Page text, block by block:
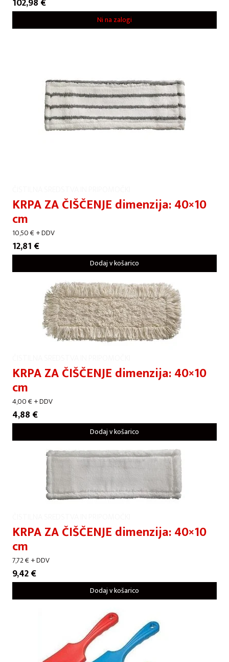
102,98 €
Ni na zalogi
KRPA ZA ČIŠČENJE dimenzija: 40×10
cm
10,50€+ DDV
12,81 €
Dodaj v košarico
KRPA ZA ČIŠČENJE dimenzija: 40×10
cm
4,00€+ DDV
4,88 €
Dodaj v košarico
KRPA ZA ČIŠČENJE dimenzija: 40×10
cm
7,72€+ DDV
9,42€
Dodaj v košarico